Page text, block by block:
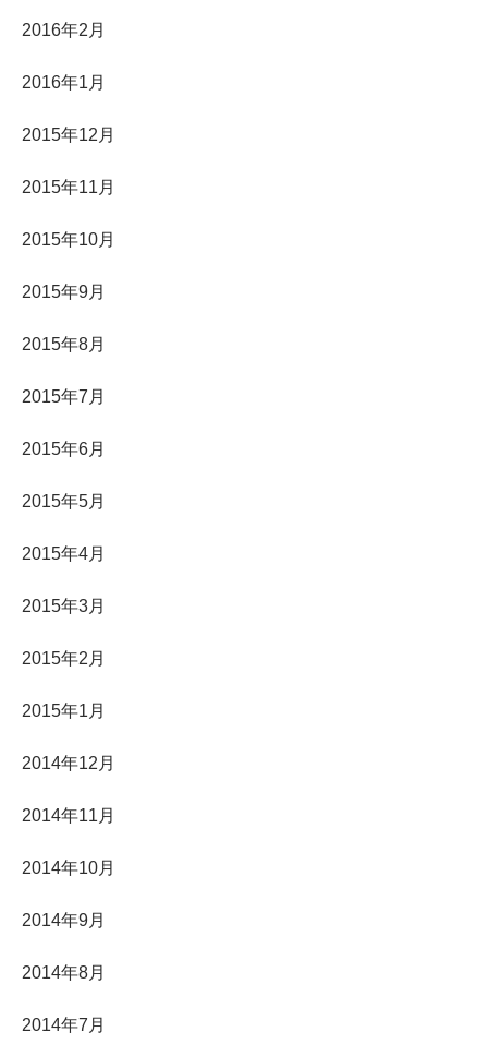
2016年2月
2016年1月
2015年12月
2015年11月
2015年10月
2015年9月
2015年8月
2015年7月
2015年6月
2015年5月
2015年4月
2015年3月
2015年2月
2015年1月
2014年12月
2014年11月
2014年10月
2014年9月
2014年8月
2014年7月